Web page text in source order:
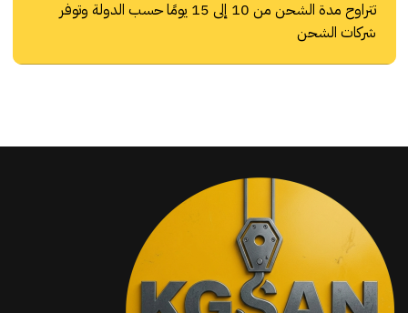
تتراوح مدة الشحن من 10 إلى 15 يومًا حسب الدولة وتوفر
شركات الشحن